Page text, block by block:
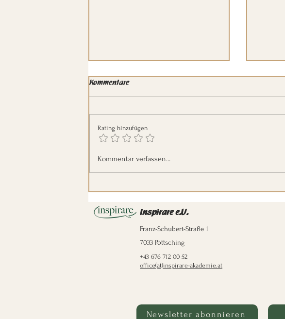
Podcast-Adventkalender Türchen
Kommentare
Rating hinzufügen
Kommentar verfassen...
Inspirare e.U.
Franz-Schubert-Straße 1
7033 Pöttsching
+43 676 712 00 52
office(at)inspirare-akademie.at
Newsletter abonnieren